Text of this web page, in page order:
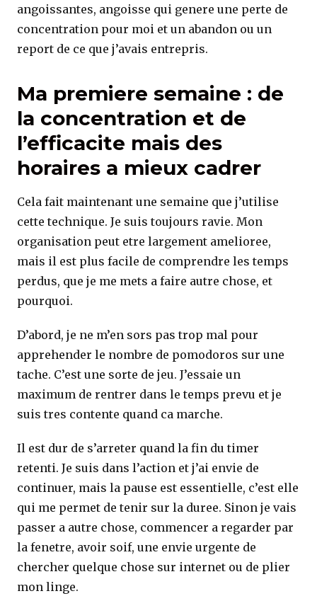
angoissantes, angoisse qui genere une perte de
concentration pour moi et un abandon ou un
report de ce que j’avais entrepris.
Ma premiere semaine : de
la concentration et de
l’efficacite mais des
horaires a mieux cadrer
Cela fait maintenant une semaine que j’utilise
cette technique. Je suis toujours ravie. Mon
organisation peut etre largement amelioree,
mais il est plus facile de comprendre les temps
perdus, que je me mets a faire autre chose, et
pourquoi.
D’abord, je ne m’en sors pas trop mal pour
apprehender le nombre de pomodoros sur une
tache. C’est une sorte de jeu. J’essaie un
maximum de rentrer dans le temps prevu et je
suis tres contente quand ca marche.
Il est dur de s’arreter quand la fin du timer
retenti. Je suis dans l’action et j’ai envie de
continuer, mais la pause est essentielle, c’est elle
qui me permet de tenir sur la duree. Sinon je vais
passer a autre chose, commencer a regarder par
la fenetre, avoir soif, une envie urgente de
chercher quelque chose sur internet ou de plier
mon linge.